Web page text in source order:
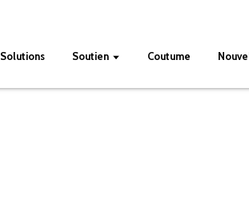
Solutions Soutien Coutume